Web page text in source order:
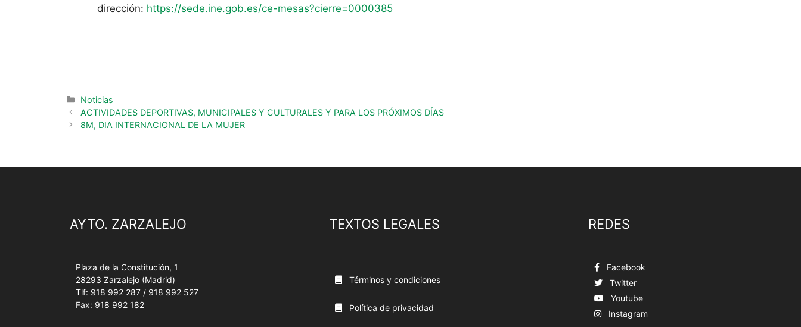
dirección: https://sede.ine.gob.es/ce-mesas?cierre=0000385
Noticias
ACTIVIDADES DEPORTIVAS, MUNICIPALES Y CULTURALES Y PARA LOS PRÓXIMOS DÍAS
8M, DIA INTERNACIONAL DE LA MUJER
AYTO. ZARZALEJO
Plaza de la Constitución, 1
28293 Zarzalejo (Madrid)
Tlf: 918 992 287 / 918 992 527
Fax: 918 992 182
TEXTOS LEGALES
Términos y condiciones
Política de privacidad
REDES
Facebook
Twitter
Youtube
Instagram